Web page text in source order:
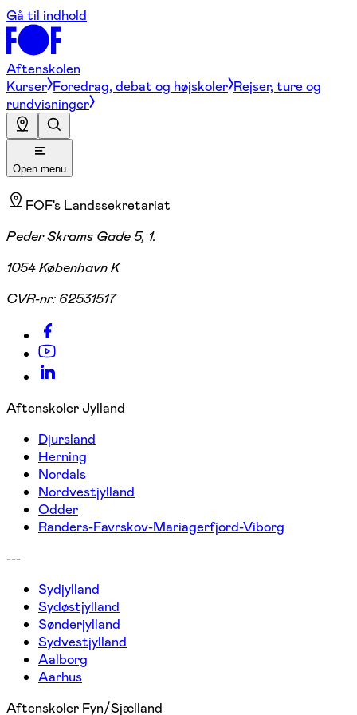
Gå til indhold
Aftenskolen
Kurser Foredrag, debat og højskoler Rejser, ture og
rundvisninger
Open menu
FOF's Landssekretariat
Peder Skrams Gade 5, 1.
1054 København K
CVR-nr: 62531517
Aftenskoler Jylland
Djursland
Herning
Nordals
Nordvestjylland
Odder
Randers-Favrskov-Mariagerfjord-Viborg
---
Sydjylland
Sydøstjylland
Sønderjylland
Sydvestjylland
Aalborg
Aarhus
Aftenskoler Fyn/Sjælland